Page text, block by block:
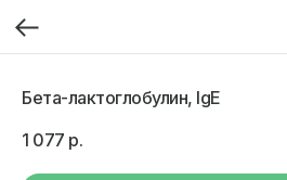
Бета-лактоглобулин, IgE
1 077 р.